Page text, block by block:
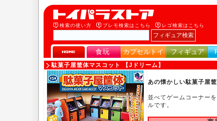
検索の使い方 プレモ検索はこちら レゴ検索はこちら
食玩 カプセルトイ フィギュア
駄菓子屋筐体マスコット 【Jドリーム】
あの懐かしい駄菓子屋
並べてゲームコーナー
ルです。